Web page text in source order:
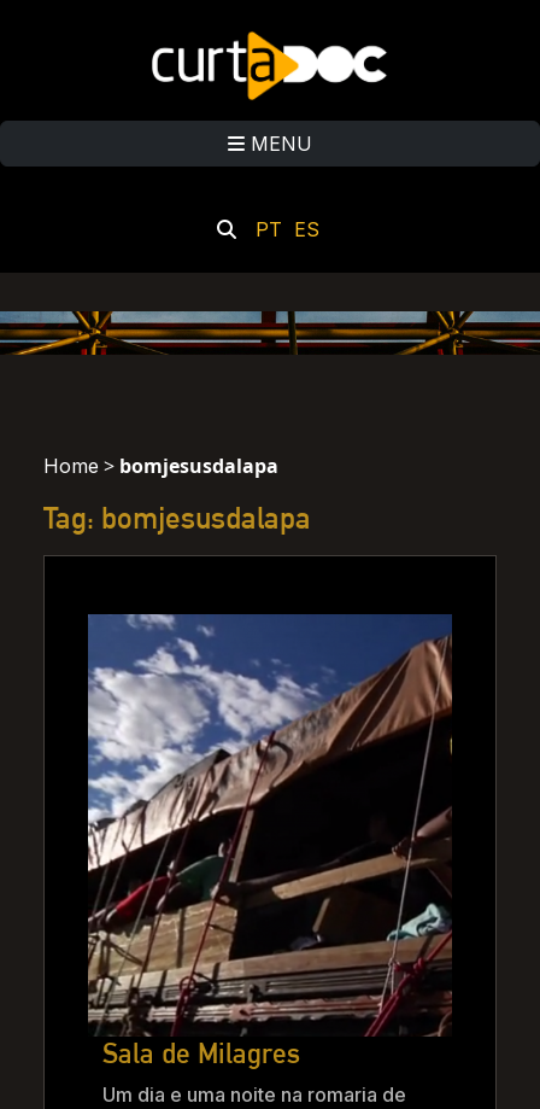
MENU
PT ES
Home > bomjesusdalapa
Tag: bomjesusdalapa
Sala de Milagres
Um dia e uma noite na romaria de